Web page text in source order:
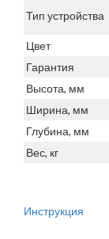
Тип устройства
Цвет
Гарантия
Высота, мм
Ширина, мм
Глубина, мм
Вес, кг
Инструкция